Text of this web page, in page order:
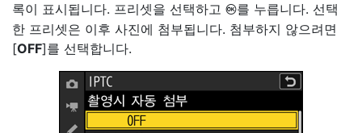
록이 표시됩니다. 프리셋을 선택하고 J를 누릅니다. 선택
한 프리셋은 이후 사진에 첨부됩니다. 첨부하지 않으려면
[OFF]를 선택합니다.